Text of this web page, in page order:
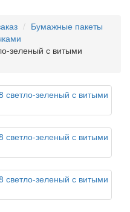
Бумажные пакеты
зеленый с витыми